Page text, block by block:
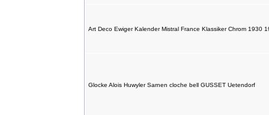
Art Deco Ewiger Kalender Mistral France Klassiker Chrom 1930
Glocke Alois Huwyler Sarnen cloche bell GUSSET Uetendorf